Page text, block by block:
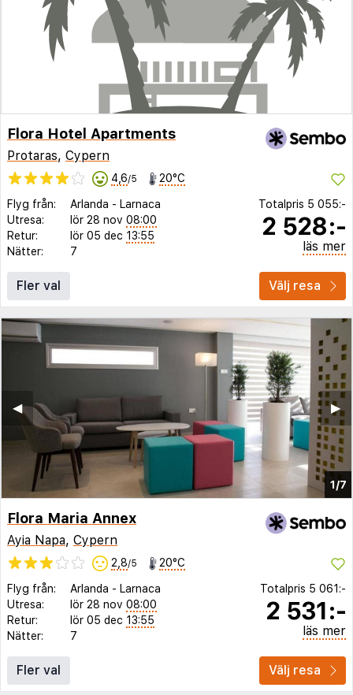
Flora Hotel Apartments
Protaras, Cypern
4,6/5 20°C
Flyg från: Arlanda - Larnaca
Utresa:
lör 28 nov 08:00
Retur:
lör 05 dec 13:55
Nätter:
7
Totalpris 5 055:-
2 528:-
läs mer
Fler val Välj resa
1/7
▶︎
◀︎
Flora Maria Annex
Ayia Napa, Cypern
2,8/5 20°C
Flyg från: Arlanda - Larnaca
Utresa:
lör 28 nov 08:00
Retur:
lör 05 dec 13:55
Nätter:
7
Totalpris 5 061:-
2 531:-
läs mer
Fler val Välj resa